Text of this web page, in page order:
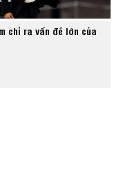
chỉ ra vấn đề lớn của